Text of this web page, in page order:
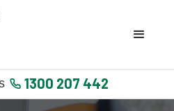
1300 207 442